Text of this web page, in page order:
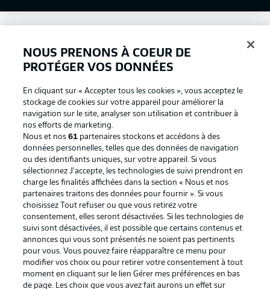
Football as it's meant to be
BUNDESLIGA APP
NOUS PRENONS À COEUR DE
PROTÉGER VOS DONNÉES
En cliquant sur « Accepter tous les cookies », vous acceptez le
stockage de cookies sur votre appareil pour améliorer la
navigation sur le site, analyser son utilisation et contribuer à
nos efforts de marketing.
Nous et nos61 partenaires stockons et accédons à des
données personnelles, telles que des données de navigation
ou des identifiants uniques, sur votre appareil. Si vous
sélectionnez J'accepte, les technologies de suivi prendront en
charge les finalités affichées dans la section « Nous et nos
partenaires traitons des données pour fournir ». Si vous
choisissez Tout refuser ou que vous retirez votre
consentement, elles seront désactivées. Si les technologies de
suivi sont désactivées, il est possible que certains contenus et
annonces qui vous sont présentés ne soient pas pertinents
pour vous. Vous pouvez faire réapparaître ce menu pour
modifier vos choix ou pour retirer votre consentement à tout
moment en cliquant sur le lien Gérer mes préférences en bas
de page. Les choix que vous avez fait aurons un effet sur